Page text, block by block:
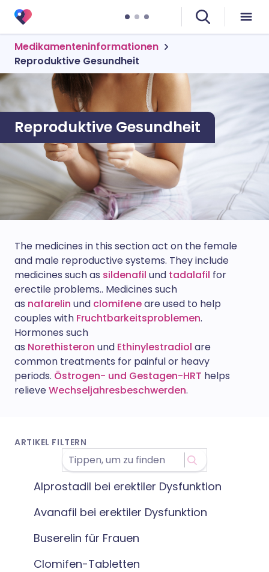
Medikamenteninformationen
Reproduktive Gesundheit
Reproduktive Gesundheit
The medicines in this section act on the female
and male reproductive systems. They include
medicines such as sildenafil und tadalafil for
erectile problems.. Medicines such
as nafarelin und clomifeneare used to help
couples with Fruchtbarkeitsproblemen.
Hormones such
as Norethisteron und Ethinylestradiol are
common treatments for painful or heavy
periods. Östrogen- und Gestagen-HRT helps
relieveWechseljahresbeschwerden.
ARTIKEL FILTERN
Alprostadil bei erektiler Dysfunktion
Avanafil bei erektiler Dysfunktion
Buserelin für Frauen
Clomifen-Tabletten